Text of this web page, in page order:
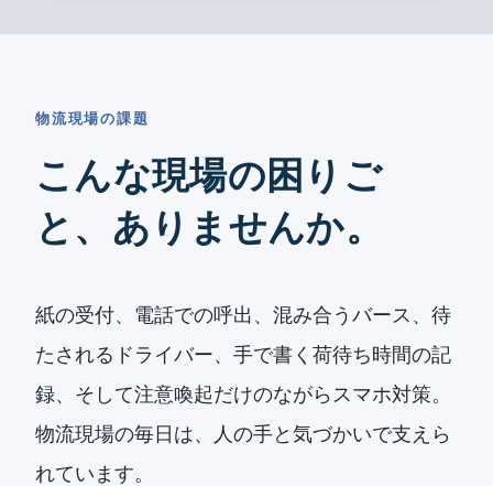
物流現場の課題
こんな現場の困りご
と、ありませんか。
紙の受付、電話での呼出、混み合うバース、待
たされるドライバー、手で書く荷待ち時間の記
録、そして注意喚起だけのながらスマホ対策。
物流現場の毎日は、人の手と気づかいで支えら
れています。